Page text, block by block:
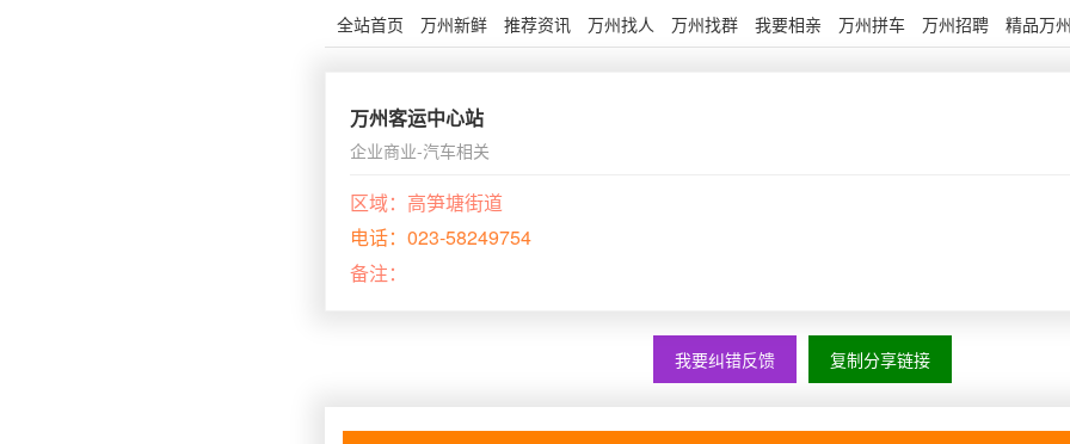
全站首页 万州新鲜 推荐资讯 万州找人 万州找群 我要相亲 万州拼车 万州招聘 精品万
万州客运中心站
企业商业-汽车相关
区域： 高笋塘街道
电话： 023-58249754
备注：
我要纠错反馈 复制分享链接